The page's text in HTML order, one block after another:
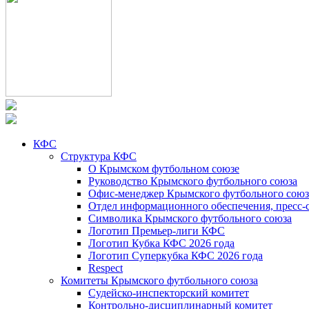
КФС
Структура КФС
О Крымском футбольном союзе
Руководство Крымского футбольного союза
Офис-менеджер Крымского футбольного
Отдел информационного обеспечения, пресс-
Символика Крымского футбольного союза
Логотип Премьер-лиги КФС
Логотип Кубка КФС 2026 года
Логотип Суперкубка КФС 2026 года
Respect
Комитеты Крымского футбольного союза
Судейско-инспекторский комитет
Контрольно-дисциплинарный комитет